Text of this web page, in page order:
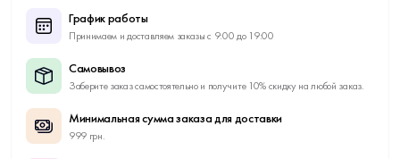
График работы
Принимаем и доставляем заказы с 9:00 до 19:00
Самовывоз
Заберите заказ самостоятельно и получите 10% скидку на любой заказ.
Минимальная сумма заказа для доставки
999 грн.